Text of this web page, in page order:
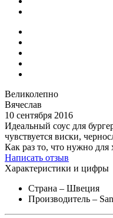
Великолепно
Вячеслав
10 сентября 2016
Идеальный соус для
чувствуется виски,
Как раз то, что нужно для
Написать отзыв
Характеристики и цифры
Страна – Швеция
Производитель –